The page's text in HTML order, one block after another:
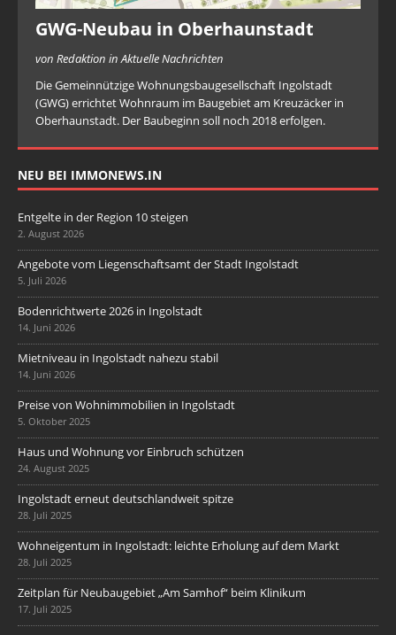
GWG-Neubau in Oberhaunstadt
von Redaktion in Aktuelle Nachrichten
Die Gemeinnützige Wohnungsbaugesellschaft Ingolstadt
(GWG) errichtet Wohnraum im Baugebiet am Kreuzäcker in
Oberhaunstadt. Der Baubeginn soll noch 2018 erfolgen.
NEU BEI IMMONEWS.IN
Entgelte in der Region 10 steigen
2. August 2026
Angebote vom Liegenschaftsamt der Stadt Ingolstadt
5. Juli 2026
Bodenrichtwerte 2026 in Ingolstadt
14. Juni 2026
Mietniveau in Ingolstadt nahezu stabil
14. Juni 2026
Preise von Wohnimmobilien in Ingolstadt
5. Oktober 2025
Haus und Wohnung vor Einbruch schützen
24. August 2025
Ingolstadt erneut deutschlandweit spitze
28. Juli 2025
Wohneigentum in Ingolstadt: leichte Erholung auf dem Markt
28. Juli 2025
Zeitplan für Neubaugebiet „Am Samhof“ beim Klinikum
17. Juli 2025